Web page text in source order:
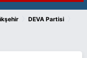
DEVA Partisi